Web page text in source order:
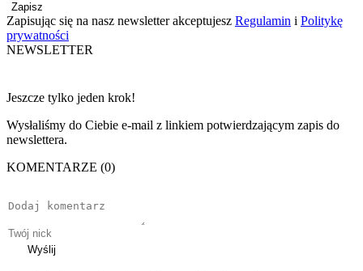
Zapisz
Zapisując się na nasz newsletter akceptujesz Regulamin i Politykę
prywatności
NEWSLETTER
Jeszcze tylko jeden krok!
Wysłaliśmy do Ciebie e-mail z linkiem potwierdzającym zapis do
newslettera.
KOMENTARZE (0)
Wyślij